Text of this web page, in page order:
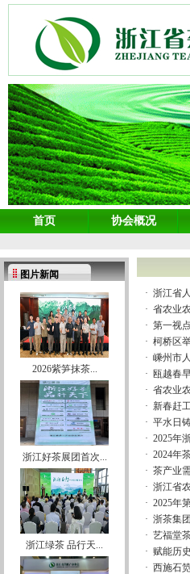
首页 协会概况
图片新闻
2026紫笋抹茶...
浙江好茶展团首次...
浙江绿茶 品行天...
· 浙江省
· 省农业
· 第一视
· 柯桥区
· 嵊州市
· 瓯越春
· 省农业
· 新春赶
· 平水日
· 2025年
· 2024年
· 茶产业
· 浙江省
· 2025年
· 浙茶集
· 艺福堂
· 赋能历
· 西施石